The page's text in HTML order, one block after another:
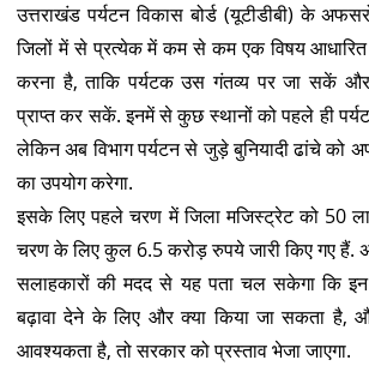
उत्तराखंड पर्यटन विकास बोर्ड (यूटीडीबी) के
जिलों में से प्रत्येक में कम से कम एक विषय
करना है, ताकि पर्यटक उस गंतव्य पर जा सकें
प्राप्त कर सकें. इनमें से कुछ स्थानों को पहले ही
लेकिन अब विभाग पर्यटन से जुड़े बुनियादी ढांचे को
का उपयोग करेगा.
इसके लिए पहले चरण में जिला मजिस्ट्रेट को 50
चरण के लिए कुल 6.5 करोड़ रुपये जारी किए गए हैं.
सलाहकारों की मदद से यह पता चल सकेगा कि इन
बढ़ावा देने के लिए और क्या किया जा सकता है,
आवश्यकता है, तो सरकार को प्रस्ताव भेजा जाएगा.